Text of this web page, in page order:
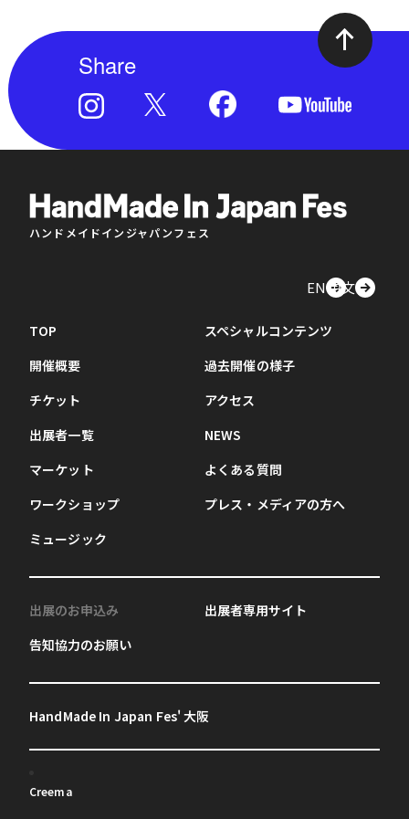
Share
ハンドメイドインジャパンフェス
EN中文
TOP
開催概要
チケット
出展者一覧
マーケット
ワークショップ
ミュージック
スペシャルコンテンツ
過去開催の様子
アクセス
NEWS
よくある質問
プレス・メディアの方へ
出展のお申込み
告知協力のお願い
出展者専用サイト
HandMade In Japan Fes' 大阪
Creema